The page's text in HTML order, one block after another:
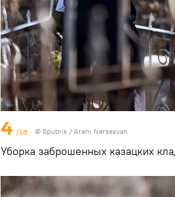
4 /18 © Sputnik / Aram Nersesyan
Уборка заброшенных казацких